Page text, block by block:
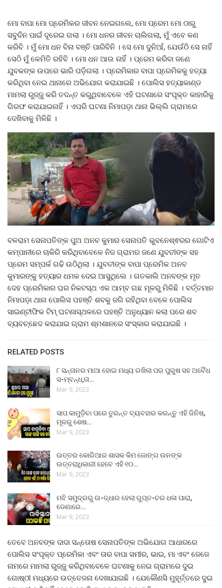
ମୋ ବାପା ମୋ ପ୍ରେମିକର ଜୀବନ ନେଇଗଲେ, ମୋ ପ୍ରେମ ମୋ ଠାରୁ
ସବୁଦିନ ପାଇଁ ଦୂରେଇ ଗଲା । ମୋ ଧନର ଜୀବନ ଚାଲିଗଲା, ମୁଁ ଏବେ କଣ
କରିବି । ମୁଁ ମୋ ଧନ ବିନା ବଞ୍ଚି ପାରିବିନି । ସେ ମୋ ଦୁନିଆଁ, ଯେଉଁଠି ସେ ନାହିଁ
ସେଠି ମୁଁ କେମିତି ରହିବି । ମୋ ଧନ ଆଉ ନାହିଁ । ପ୍ରେମ କରିବା ଜଣେ
ଯୁବକଙ୍କ ଉପରେ ଭାରି ପଡ଼ିଗଲା । ପ୍ରେମିକାର ବାପା ପ୍ରେମିକକୁ ହତ୍ୟା
କରିଥିବା ନେଇ ଥାନାରେ ଅଭିଯୋଗ କରାଯାଇଛି । ପୋଲିସ ହତ୍ୟାକାଣ୍ଡ
ମାମଲା ରୁଜ୍ଜୁ କରି ତଦନ୍ତ କରୁଥିବାବେଳେ ଏହି ଘଟଣାରେ ସଂପୃକ୍ତ କାହାରିକୁ
ଗିରଫ କରାଯାଇନାହିଁ । ଏପରି ଘଟଣା ନିମାପଡ଼ା ଥାନା ଭିଲ୍ଲି ଗ୍ରାମରେ
ଦେଖିବାକୁ ମିଳିଛି ।
ବଳରାମ ସେନାପତିଙ୍କ ପୁଅ ଅନବ କୁମାର ସେନାପତି ଭୁବନେଶ୍ଵରର ଗୋଟିଏ
କମ୍ପାନୀରେ ଚାକିରି କରିଥିବାବେଳେ ନିଜ ଗ୍ରାମର ଜଣେ ଯୁବତୀଙ୍କ ସହ
ପ୍ରେମ ସମ୍ପର୍କ ଗଢି ଉଠିଥିଲା । ଯୁବତୀଙ୍କ ବାପା ପ୍ରେମିକ ଅନବ
କୁମାରଙ୍କୁ ହତ୍ୟାର ଧମକ ଦେଇ ଆସୁଥିଲେ । ଗତକାଲି ଅନବଙ୍କ ମୃତ
ଦେହ ପ୍ରେମିକାର ଘର ନିକଟସ୍ଥ ଏକ ଆମ୍ବ ଗଛ ମୂଳରୁ ମିଳିଛି । ବର୍ତ୍ତମାନ
ନିମାପଡ଼ା ଥାନା ପୋଲିସ ପହଞ୍ଚି ଶବକୁ ଜଗି ରହିଥିବା ବେଳେ ପୋଲିସ
ସାଇଣ୍ଟୀଫିକ ଟିମ୍ ଘଟଣାସ୍ଥଳରେ ପହଞ୍ଚି ଅନୁଧ୍ୟାନ କଲା ପରେ ଶବ
ବ୍ୟବଚ୍ଛେଦ କରାଯାଇ ଗ୍ରାମ ଶ୍ମଶାନରେ ସଂସ୍କାର କରାଯାଇଛି ।
RELATED POSTS
୮ ସନ୍ତାନର ମାଆ ହୋଇ ମଧ୍ୟ ରଖିଲା ପର ପୁରୁଷ ସହ ଅବୈଧ
ସ-ମ୍ବନ୍ଧ,ତା…
Mar 9, 2023
ସାପ କାମୁଡ଼ିବା ପରେ ତୁରନ୍ତ ବ୍ୟବହାର କରନ୍ତୁ ଏହି ଜିନିଷ,
ମୂଳରୁ ଶେଷ…
Mar 9, 2023
ଉତ୍ତର କୋରିଆର ଶାସକ କିମ ଜୋଙ୍ଗ ଉନଙ୍କ
ଉତ୍ତରାଧିକାରୀ ହେବେ ଏହି ୧୦…
Mar 9, 2023
ମଝି ସମୁଦ୍ରରୁ ଉ-ଦ୍ଧାର ହେଲା ଗୁପ୍ତ-ଚର ଧଳା ପାରା,
ଡେଣାରେ…
Mar 9, 2023
ତେବେ ଅନବଙ୍କ ଦାଦା ସନ୍ତୋଷ ସେନାପତିଙ୍କ ଅଭିଯୋଗ ଆଧାରରେ
ପୋଲିସ ସଂପୃକ୍ତ ପ୍ରେମିକା ଏବଂ ତାର ବାପା ସମୀର, ଭାଇ, ମା ଏବଂ ଜେଜେ
ନାମରେ ମାମଲା ରୁଜ୍ଜୁ କରିଥିବାବେଳେ ଘଟଣାକୁ ନେଇ ଗ୍ରାମରେ ଦୁଇ
ଗୋଷ୍ଠୀ ମଧ୍ୟରେ ଉତ୍ତେଜନା ଦେଖାଯାଇଛି । ଯେକୌଣସି ମୁହୂର୍ତ୍ତରେ ଦୁଇ